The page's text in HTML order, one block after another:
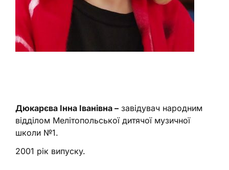
Дюкарєва Інна Іванівна – завідувач народним
відділом Мелітопольської дитячої музичної
школи №1.
2001 рік випуску.